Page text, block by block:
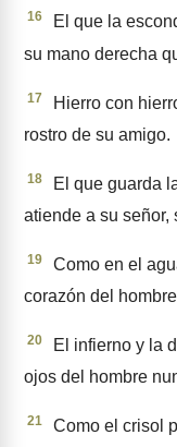
16
El que la
su mano derecha
17
Hierro con
rostro de su amigo.
18
El que guarda
atiende a su señor,
19
Como en el
cora­zón del
20
El infierno y la
ojos del hombre
21
Como el crisol